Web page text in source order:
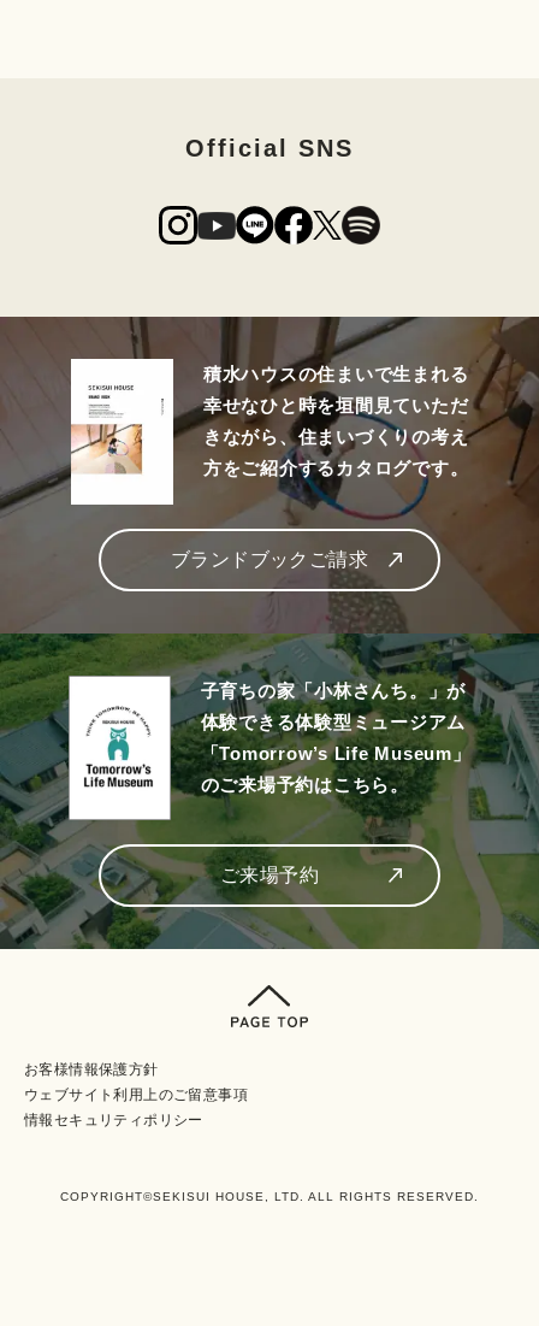
Official SNS
積水ハウスの住まいで生まれる
幸せなひと時を垣間見ていただ
きながら、住まいづくりの考え
方をご紹介するカタログです。
ブランドブックご請求
子育ちの家「小林さんち。」が
体験できる体験型ミュージアム
「Tomorrow’s Life Museum」
のご来場予約はこちら。
ご来場予約
お客様情報保護方針
ウェブサイト利⽤上のご留意事項
情報セキュリティポリシー
COPYRIGHT©SEKISUI HOUSE, LTD. ALL RIGHTS RESERVED.